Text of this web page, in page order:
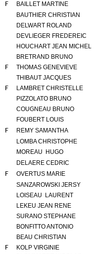
F BAILLET MARTINE
BAUTHIER CHRISTIAN
DELWART ROLAND
DEVLIEGER FREDEREIC
HOUCHART JEAN MICHEL
BRETRAND BRUNO
F THOMAS GENEVIEVE
THIBAUT JACQUES
F LAMBRET CHRISTELLE
PIZZOLATO BRUNO
COUGNEAU BRUNO
FOUBERT LOUIS
F REMY SAMANTHA
LOMBA CHRISTOPHE
MOREAU HUGO
DELAERE CEDRIC
F OVERTUS MARIE
SANZAROWSKI JERSY
LOISEAU LAURENT
LEKEU JEAN RENE
SURANO STEPHANE
BONFITTO ANTONIO
BEAU CHRISTIAN
F KOLP VIRGINIE